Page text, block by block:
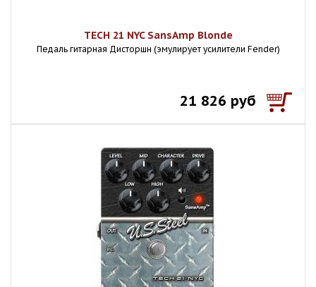
TECH 21 NYC SansAmp Blonde
Педаль гитарная Дисторшн (эмулирует усилители Fender)
21 826 руб